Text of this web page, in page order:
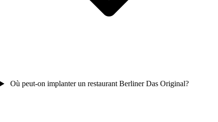
Où peut-on implanter un restaurant Berliner Das Original?